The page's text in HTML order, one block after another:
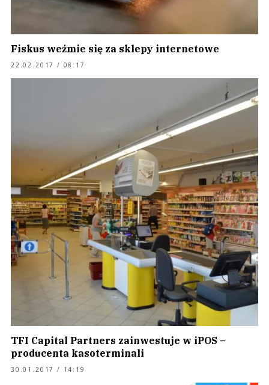
Fiskus weźmie się za sklepy internetowe
22.02.2017 / 08:17
TFI Capital Partners zainwestuje w iPOS –
producenta kasoterminali
30.01.2017 / 14:19